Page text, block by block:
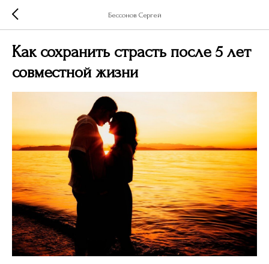
Бессонов Сергей
Как сохранить страсть после 5 лет
совместной жизни